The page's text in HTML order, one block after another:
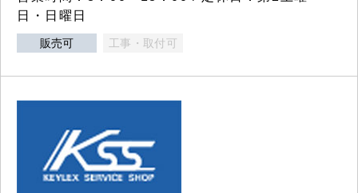
日・日曜日
販売可 工事・取付可